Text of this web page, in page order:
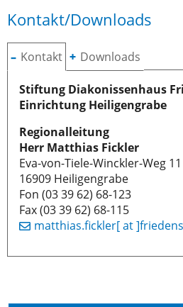
Kontakt/Downloads
Kontakt Downloads
Stiftung Diakonissenhaus
Einrichtung Heiligengrabe
Regionalleitung
Herr Matthias Fickler
Eva-von-Tiele-Winckler-Weg 11
16909 Heiligengrabe
Fon (03 39 62) 68-123
Fax (03 39 62) 68-115
matthias.fickler[ at